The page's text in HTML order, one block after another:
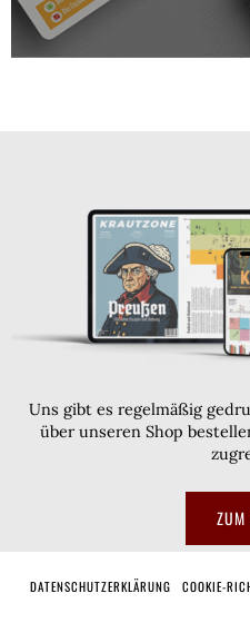
Uns gibt es regelmäßig
über unseren Shop
ZUM
DATENSCHUTZERKLÄRUNG COOKIE-